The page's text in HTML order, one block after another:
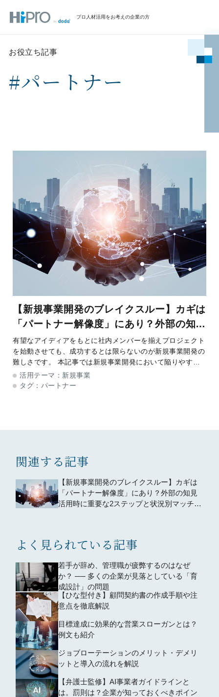
プロ人材活用をお考えの企業の方
お役立ち記事
#パートナー
【新規事業開発のブレイクスルー】カギは
「パートナー解像度」にあり？外部の知見
活用時に重要な2ステップと状況別マッチ
ング術
有望なアイディアをもとに社内メンバーを揃えプロジェクト
を始動させても、成功するとは限らないのが新規事業開発の
難しさです。 本記事では新規事業開発において陥りやすい
課題を例に挙げてポイント解説、本質的な課題解決策につい
てご紹介します。新規事業開発においてこれまで
活用テーマ： 新規事業
タグ： パートナー
関連する記事
【新規事業開発のブレイクスルー】カギは
「パートナー解像度」にあり？外部の知見
活用時に重要な2ステップと状況別マッチン
よく見られている記事
若手が辞め、管理職が疲弊するのはなぜ
か？ ── 多くの企業が見落としている「育
成設計」の問題
【ひな型付き】顧問契約書の作成手順や注
意点を徹底解説
目標達成に効果的な営業スローガンとは？
例文も紹介
ジョブローテーションのメリット・デメリ
ットと導入の流れを解説
【弁護士監修】AI事業者ガイドラインと
は。罰則は？企業が知っておくべきポイン